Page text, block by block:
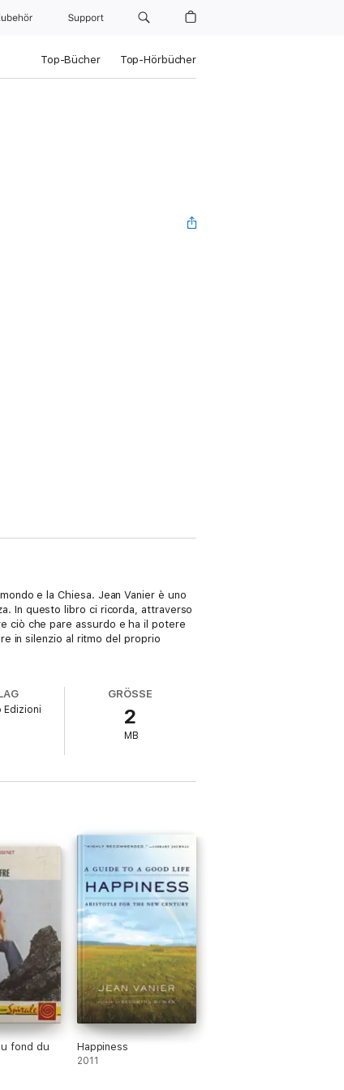
Support
Top-Bücher Top-Hörbücher
e la Chiesa. Jean Vanier è uno
In questo libro ci ricorda, attraverso
ciò che pare assurdo e ha il potere
in silenzio al ritmo del proprio
Edizioni
GRÖSSE
2
MB
fond du
Happiness
2011